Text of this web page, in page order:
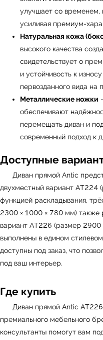
улучшает со временем,
усиливая премиум-
Натуральная кожа
высокого качества
свидетельствует о
и устойчивость к
первозданного вида на
Металлические ножки
обеспечивают
перемещать диван и
современный подход к
Доступные
Диван прямой Antic
двухместный вариант
функцией раскладывания,
2300 × 1000 × 780 мм) также
вариант AT226 (размер
выполнены в едином
доступны под заказ, что
под ваш интерьер.
Где купить
Диван прямой Antic
премиального мебельного
консультанты помогут вам
← Вернуться на предыдущую страницу
УЗНАТЬ ПОДРОБНЕЕ